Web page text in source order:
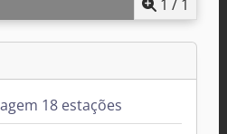
1 / 1
18 estações